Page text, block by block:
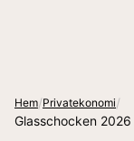
Hem/Privatekonomi/
Glasschocken